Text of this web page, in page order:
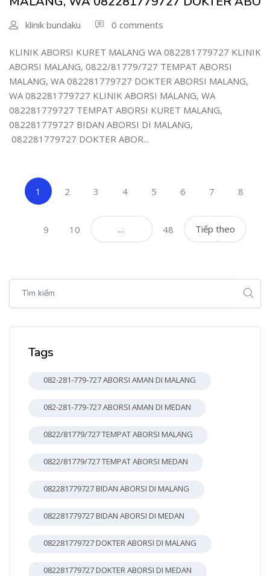
klinik bundaku 0 comments
KLINIK ABORSI KURET MALANG WA 082281779727 KLINIK
ABORSI MALANG, 0822/81779/727 TEMPAT ABORSI
MALANG, WA 082281779727 DOKTER ABORSI MALANG,
WA 082281779727 KLINIK ABORSI MALANG, WA
082281779727 TEMPAT ABORSI KURET MALANG,
082281779727 BIDAN ABORSI DI MALANG,
082281779727 DOKTER ABOR...
1 (current)
2 3 4 5 6 7 8
9 10 … 48 Tiếp theo
Tags
082-281-779-727 ABORSI AMAN DI MALANG
082-281-779-727 ABORSI AMAN DI MEDAN
0822/81779/727 TEMPAT ABORSI MALANG
0822/81779/727 TEMPAT ABORSI MEDAN
082281779727 BIDAN ABORSI DI MALANG
082281779727 BIDAN ABORSI DI MEDAN
082281779727 DOKTER ABORSI DI MALANG
082281779727 DOKTER ABORSI DI MEDAN